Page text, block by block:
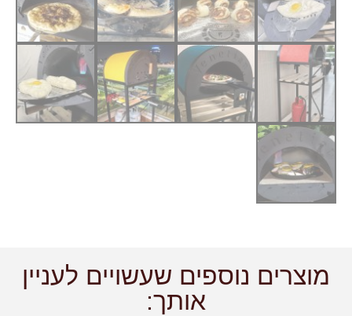
מוצרים נוספים שעשויים לעניין
אותך: